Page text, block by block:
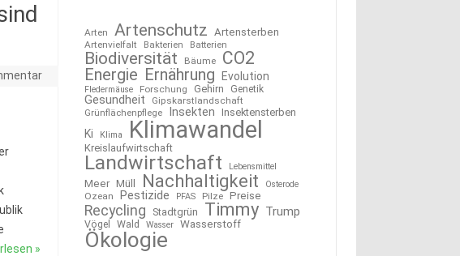
»
Arten Artenschutz Artensterben
Artenvielfalt Bakterien Batterien
Biodiversität Bäume CO2
Energie Ernährung Evolution
Fledermäuse Forschung Gehirn Genetik
Gesundheit Gipskarstlandschaft
Grünflächenpflege Insekten Insektensterben
Ki Klima Klimawandel
Kreislaufwirtschaft
Landwirtschaft Lebensmittel
Meer Müll Nachhaltigkeit Osterode
Ozean Pestizide PFAS Pilze Preise
Recycling Stadtgrün Timmy Trump
Vögel Wald Wasser Wasserstoff
Ökologie